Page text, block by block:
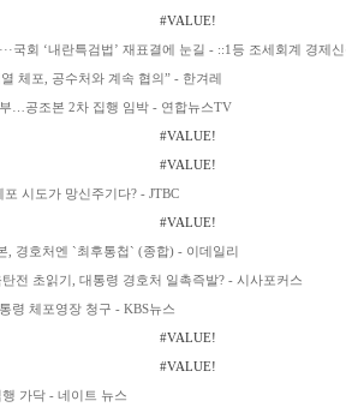
#VALUE!
국회 ‘내란특검법’ 재표결에 눈길 - ::1등 조세회계 경제
체포, 공수처와 계속 협의” - 한겨레
…공조본 2차 집행 임박 - 연합뉴스TV
#VALUE!
#VALUE!
시도가 망신주기다? - JTBC
#VALUE!
, 경호처엔 `최후통첩` (종합) - 이데일리
전 초읽기, 대통령 경호처 일촉즉발? - 시사포커스
령 체포영장 청구 - KBS뉴스
#VALUE!
#VALUE!
가닥 - 네이트 뉴스